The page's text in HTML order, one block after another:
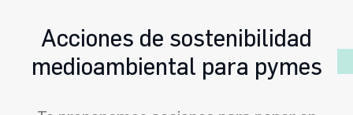
Acciones de sostenibilidad
medioambiental para pymes